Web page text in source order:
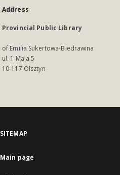
Address
Provincial Public Library
of Emilia Sukertowa-Biedrawina
ul. 1 Maja 5
10-117 Olsztyn
SITEMAP
Main page